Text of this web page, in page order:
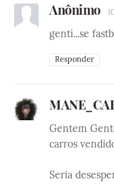
Anônimo
genti...se
Responder
Gentem
carros
Seria